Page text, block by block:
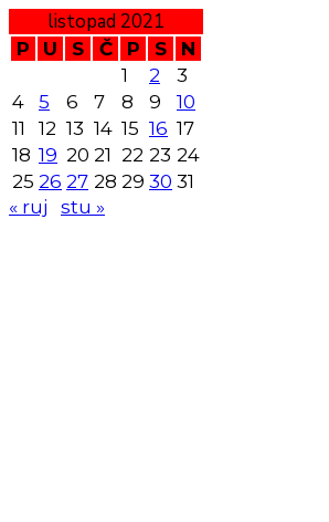
listopad 2021
P U S Č P S
N
1
2
3
4
5 6 7 8 9
10
11
12 13 14 15 16 17
18 19 20 21 22 23 24
25 26 27 28 29 30 31
« ruj
stu »